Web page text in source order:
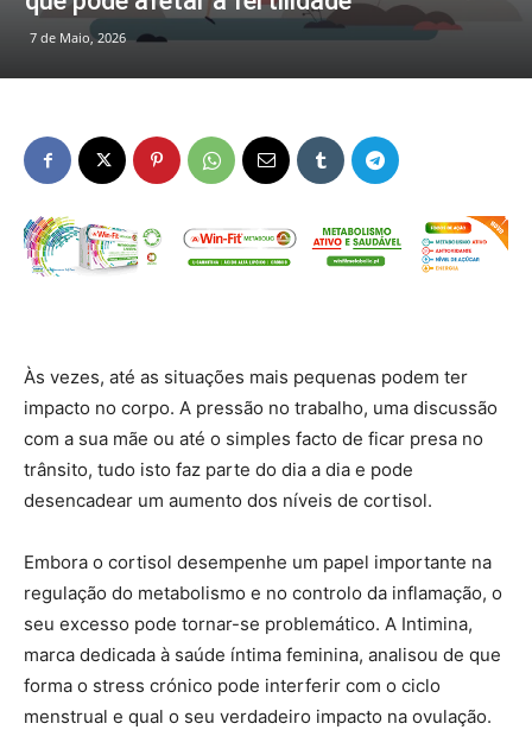
7 de Maio, 2026
Às vezes, até as situações mais pequenas podem ter
impacto no corpo. A pressão no trabalho, uma discussão
com a sua mãe ou até o simples facto de ficar presa no
trânsito, tudo isto faz parte do dia a dia e pode
desencadear um aumento dos níveis de cortisol.
Embora o cortisol desempenhe um papel importante na
regulação do metabolismo e no controlo da inflamação, o
seu excesso pode tornar-se problemático. A Intimina,
marca dedicada à saúde íntima feminina, analisou de que
forma o stress crónico pode interferir com o ciclo
menstrual e qual o seu verdadeiro impacto na ovulação.